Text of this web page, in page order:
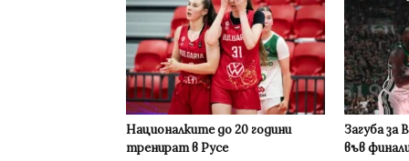
Националките до 20 години
тренират в Русе
Загуба за
във